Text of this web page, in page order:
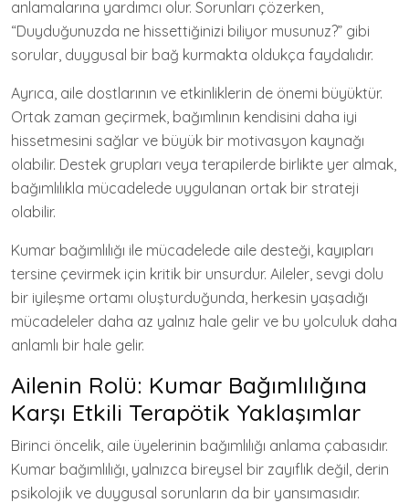
anlamalarına yardımcı olur. Sorunları çözerken,
“Duyduğunuzda ne hissettiğinizi biliyor musunuz?” gibi
sorular, duygusal bir bağ kurmakta oldukça faydalıdır.
Ayrıca, aile dostlarının ve etkinliklerin de önemi büyüktür.
Ortak zaman geçirmek, bağımlının kendisini daha iyi
hissetmesini sağlar ve büyük bir motivasyon kaynağı
olabilir. Destek grupları veya terapilerde birlikte yer almak,
bağımlılıkla mücadelede uygulanan ortak bir strateji
olabilir.
Kumar bağımlılığı ile mücadelede aile desteği, kayıpları
tersine çevirmek için kritik bir unsurdur. Aileler, sevgi dolu
bir iyileşme ortamı oluşturduğunda, herkesin yaşadığı
mücadeleler daha az yalnız hale gelir ve bu yolculuk daha
anlamlı bir hale gelir.
Ailenin Rolü: Kumar Bağımlılığına
Karşı Etkili Terapötik Yaklaşımlar
Birinci öncelik, aile üyelerinin bağımlılığı anlama çabasıdır.
Kumar bağımlılığı, yalnızca bireysel bir zayıflık değil, derin
psikolojik ve duygusal sorunların da bir yansımasıdır.